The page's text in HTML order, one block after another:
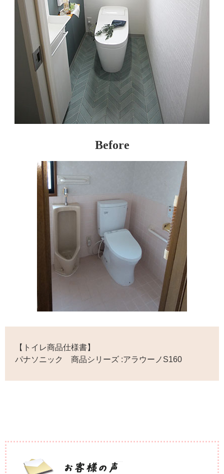
Before
【トイレ商品仕様書】
パナソニック 商品シリーズ :アラウーノS160